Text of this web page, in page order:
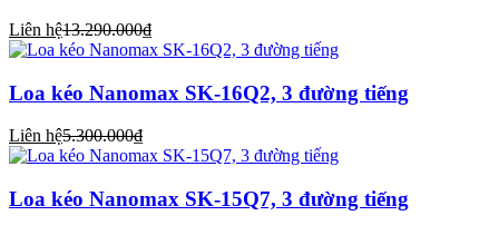
Liên hệ13.290.000₫
Loa kéo Nanomax SK-16Q2, 3 đường tiếng
Liên hệ5.300.000₫
Loa kéo Nanomax SK-15Q7, 3 đường tiếng